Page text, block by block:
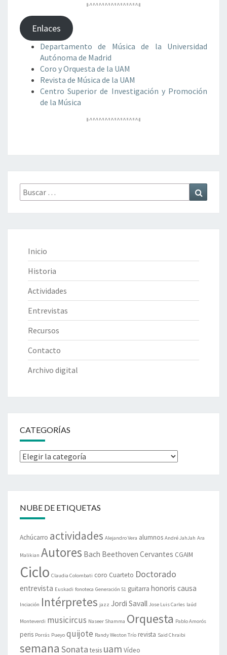
Enlaces
Departamento de Música de la Universidad
Autónoma de Madrid
Coro y Orquesta de la UAM
Revista de Música de la UAM
Centro Superior de Investigación y Promoción
de la Música
Buscar
por:
Inicio
Historia
Actividades
Entrevistas
Recursos
Contacto
Archivo digital
CATEGORÍAS
Categorías
NUBE DE ETIQUETAS
Achúcarro actividades Alejandro Vera alumnos André JahJah Ara
Malikian Autores Bach Beethoven Cervantes CGAIM
Ciclo Claudia Colombati coro Cuarteto Doctorado
entrevista Euskadi fonoteca Generación 51 guitarra honoris causa
Inciación Intérpretes jazz Jordi Savall Jose Luis Carles laúd
Monteverdi musicircus Naseer Shamma Orquesta Pablo Amorós
peris Porrás Pueyo quijote Randy Weston Trío revista Said Chraibi
semana Sonata tesis uam Vídeo